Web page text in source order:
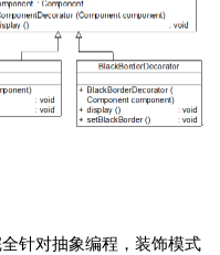
针对抽象编程，装饰模式